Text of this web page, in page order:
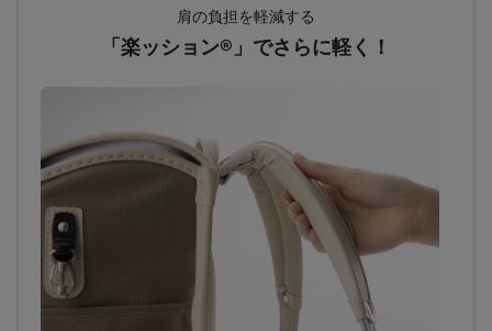
肩の負担を軽減する
「楽ッション®」でさらに軽く！